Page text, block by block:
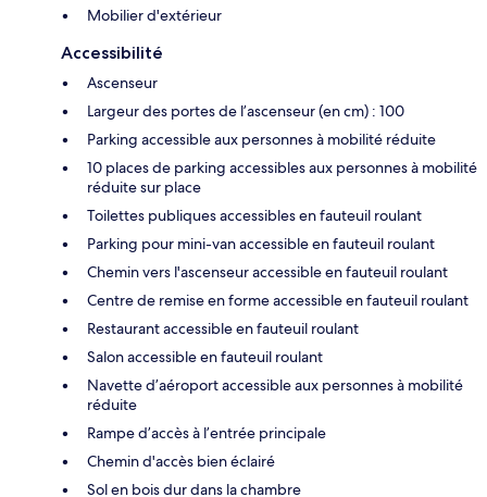
Mobilier d'extérieur
Accessibilité
Ascenseur
Largeur des portes de l’ascenseur (en cm) : 100
Parking accessible aux personnes à mobilité réduite
10 places de parking accessibles aux personnes à mobilité
réduite sur place
Toilettes publiques accessibles en fauteuil roulant
Parking pour mini-van accessible en fauteuil roulant
Chemin vers l'ascenseur accessible en fauteuil roulant
Centre de remise en forme accessible en fauteuil roulant
Restaurant accessible en fauteuil roulant
Salon accessible en fauteuil roulant
Navette d’aéroport accessible aux personnes à mobilité
réduite
Rampe d’accès à l’entrée principale
Chemin d'accès bien éclairé
Sol en bois dur dans la chambre